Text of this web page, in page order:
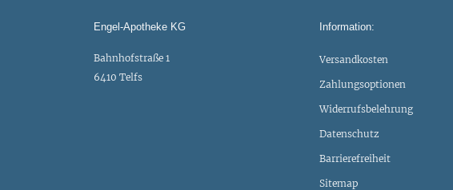
Engel-Apotheke KG
Bahnhofstraße 1
6410 Telfs
Information:
Versandkosten
Zahlungsoptionen
Widerrufsbelehrung
Datenschutz
Barrierefreiheit
Sitemap